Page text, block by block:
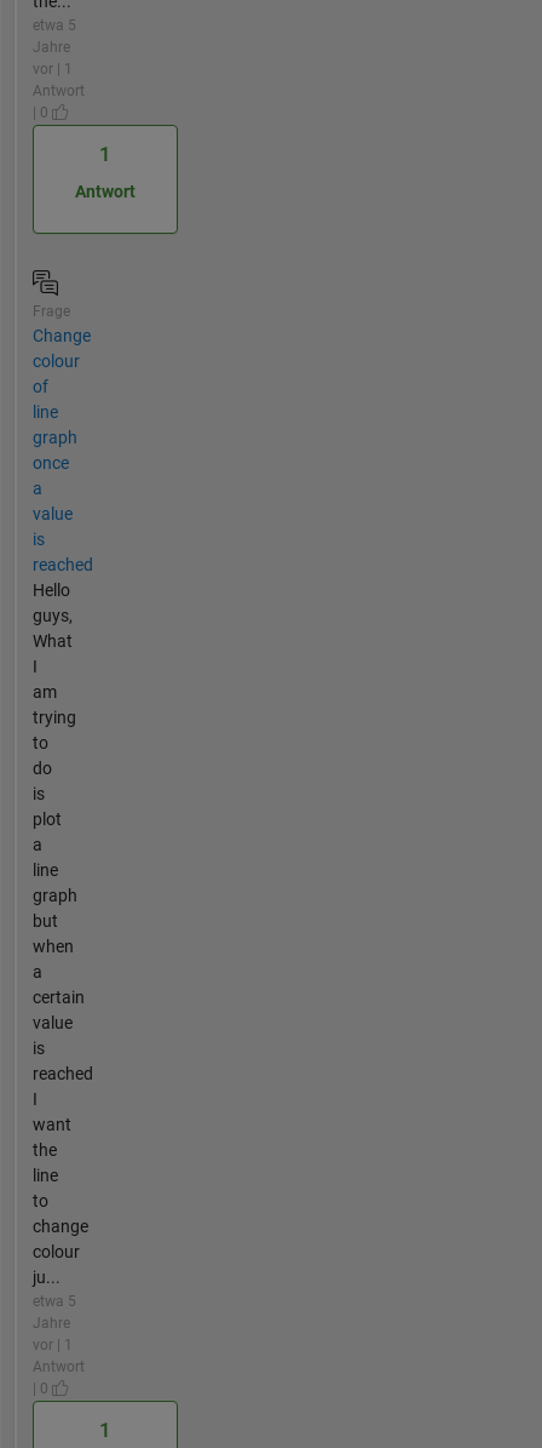
etwa 5
Jahre
vor | 1
Antwort
| 0
1
Antwort
Frage
Change
colour
of
line
graph
once
a
value
is
reached
Hello
guys,
What
I
am
trying
to
do
is
plot
a
line
graph
but
when
a
certain
value
is
reached
I
want
the
line
to
change
colour
ju...
etwa 5
Jahre
vor | 1
Antwort
| 0
1